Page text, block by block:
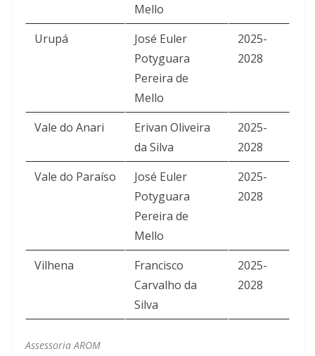
Mello
Urupá
José Euler
Potyguara
Pereira de
Mello
2025-
2028
Vale do Anari
Erivan Oliveira
da Silva
2025-
2028
Vale do Paraíso
José Euler
Potyguara
Pereira de
Mello
2025-
2028
Vilhena
Francisco
Carvalho da
Silva
2025-
2028
Assessoria AROM